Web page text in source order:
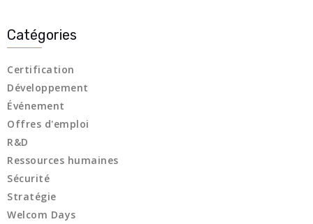
Catégories
Certification
Développement
Événement
Offres d'emploi
R&D
Ressources humaines
Sécurité
Stratégie
Welcom Days